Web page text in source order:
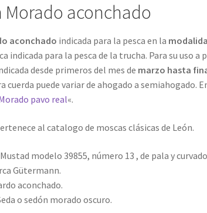
Morado aconchado
aconchado indicada para la pesca en la
indicada para la pesca de la trucha. Para su uso
desde primeros del mes de marzo hasta
cuerda puede variar de ahogado a semiahogado.
pavo real«.
al catalogo de moscas clásicas de León.
Mustad modelo 39855, número 13 , de pala y
Gütermann.
aconchado.
o sedón morado oscuro.